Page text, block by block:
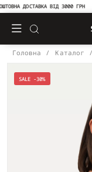
ДОСТАВКА ВІД 3000 ГРН
Головна Каталог
SALE -30%